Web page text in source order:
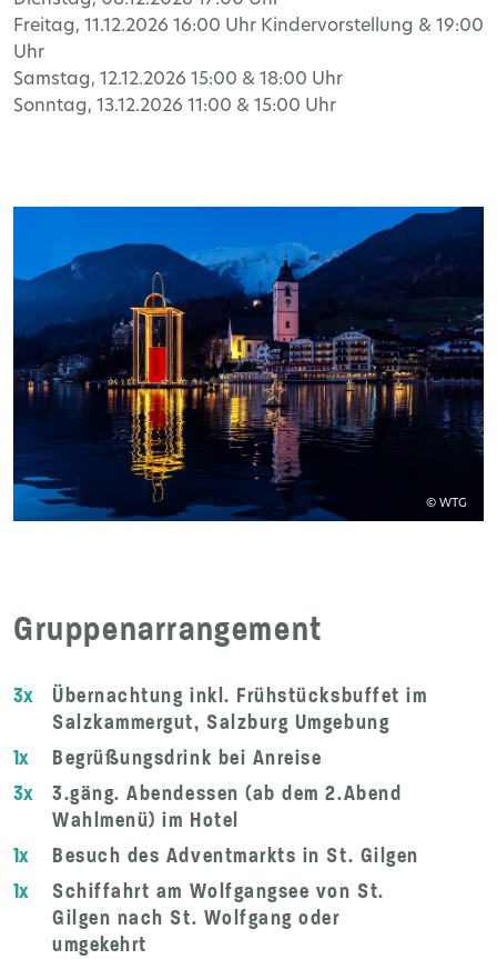
Freitag, 11.12.2026 16:00 Uhr Kindervorstellung & 19:00
Uhr
Samstag, 12.12.2026 15:00 & 18:00 Uhr
Sonntag, 13.12.2026 11:00 & 15:00 Uhr
© WTG
Gruppenarrangement
3x
Übernachtung inkl. Frühstücksbuffet im
Salzkammergut, Salzburg Umgebung
1x
Begrüßungsdrink bei Anreise
3x
3.gäng. Abendessen (ab dem 2.Abend
Wahlmenü) im Hotel
1x
Besuch des Adventmarkts in St. Gilgen
1x
Schiffahrt am Wolfgangsee von St.
Gilgen nach St. Wolfgang oder
umgekehrt